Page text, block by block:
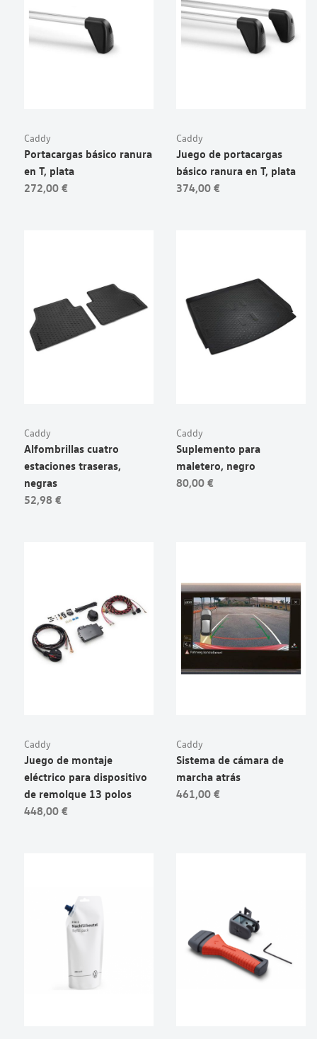
Caddy
Portacargas básico ranura
en T, plata
272,00 €
Caddy
Juego de portacargas
básico ranura en T, plata
374,00 €
Caddy
Alfombrillas cuatro
estaciones traseras,
negras
52,98 €
Caddy
Suplemento para
maletero, negro
80,00 €
Caddy
Juego de montaje
eléctrico para dispositivo
de remolque 13 polos
448,00 €
Caddy
Sistema de cámara de
marcha atrás
461,00 €